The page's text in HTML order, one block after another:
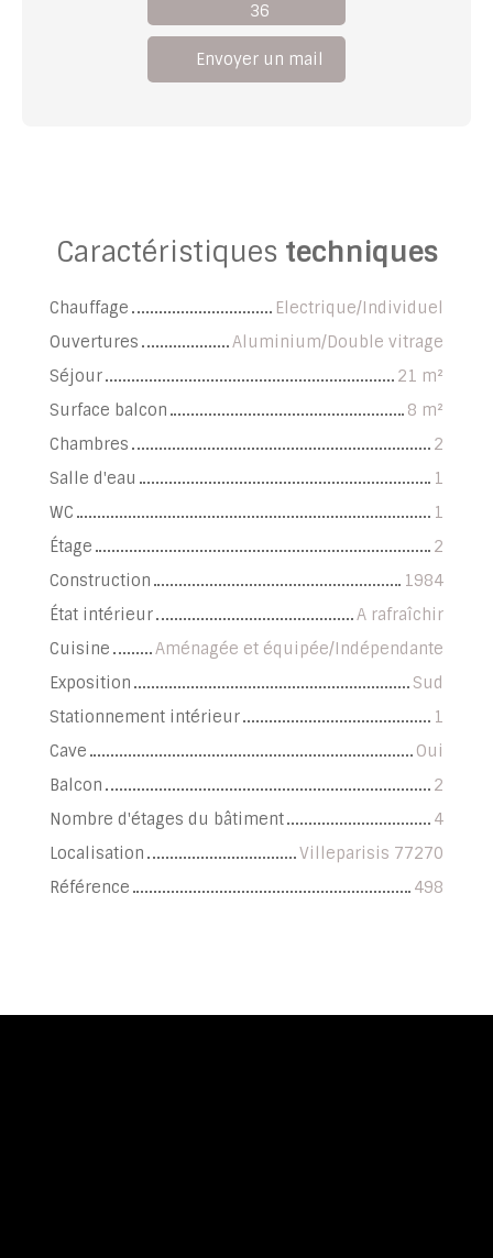
36
Envoyer un mail
Caractéristiques techniques
Chauffage
Electrique/Individuel
Ouvertures
Aluminium/Double vitrage
Séjour
21 m²
Surface balcon
8 m²
Chambres
2
Salle d'eau
1
WC
1
Étage
2
Construction
1984
État intérieur
A rafraîchir
Cuisine
Aménagée et équipée/Indépendante
Exposition
Sud
Stationnement intérieur
1
Cave
Oui
Balcon
2
Nombre d'étages du bâtiment
4
Localisation
Villeparisis 77270
Référence
498